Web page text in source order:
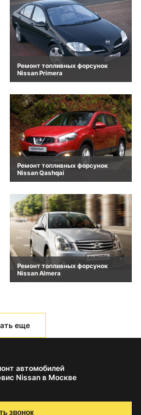
Ремонт топливных форсунок
Nissan Primera
Ремонт топливных форсунок
Nissan Qashqai
Ремонт топливных форсунок
Nissan Almera
еще
автомобилей
Nissan в Москве
звонок